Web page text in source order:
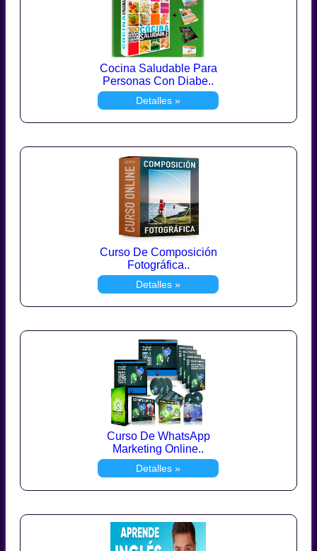
Cocina Saludable Para
Personas Con Diabe..
Detalles »
Curso De Composición
Fotográfica..
Detalles »
Curso De WhatsApp
Marketing Online..
Detalles »